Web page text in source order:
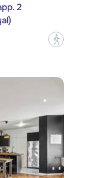
2
?